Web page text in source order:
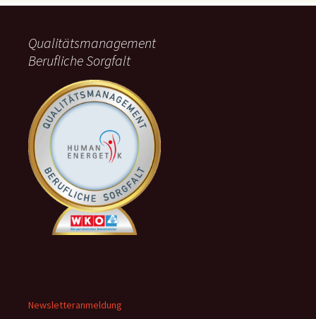
Qualitätsmanagement
Berufliche Sorgfalt
Newsletteranmeldung